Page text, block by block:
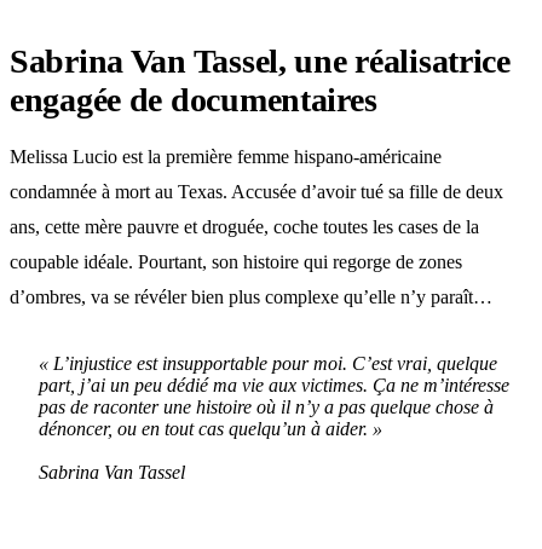
Sabrina Van Tassel, une réalisatrice
engagée de documentaires
Melissa Lucio est la première femme hispano-américaine
condamnée à mort au Texas. Accusée d’avoir tué sa fille de deux
ans, cette mère pauvre et droguée, coche toutes les cases de la
coupable idéale. Pourtant, son histoire qui regorge de zones
d’ombres, va se révéler bien plus complexe qu’elle n’y paraît…
« L’injustice est insupportable pour moi. C’est vrai, quelque
part, j’ai un peu dédié ma vie aux victimes. Ça ne m’intéresse
pas de raconter une histoire où il n’y a pas quelque chose à
dénoncer, ou en tout cas quelqu’un à aider. »
Sabrina Van Tassel